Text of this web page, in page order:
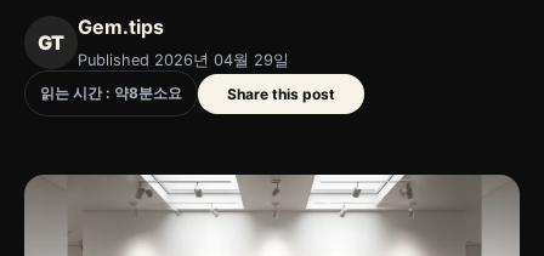
GT
Gem.tips
Published 2026년 04월 29일
읽는 시간 : 약8분소요 Share this post